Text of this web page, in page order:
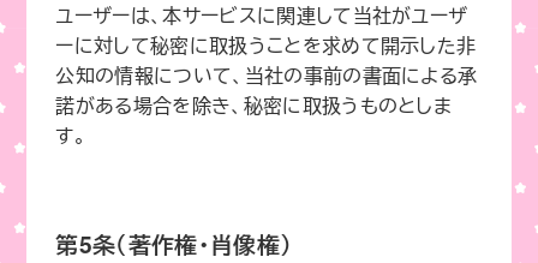
ユーザーは、本サービスに関連して当社がユーザ
ーに対して秘密に取扱うことを求めて開示した非
公知の情報について、当社の事前の書面による承
諾がある場合を除き、秘密に取扱うものとしま
す。
第5条（著作権・肖像権）